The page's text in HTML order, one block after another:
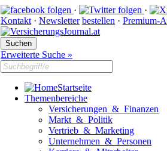
·
·
Kontakt · Newsletter bestellen · Premium-
Erweiterte Suche »
Startseite
Themenbereiche
Versicherungen & Finanzen
Markt & Politik
Vertrieb & Marketing
Unternehmen & Personen